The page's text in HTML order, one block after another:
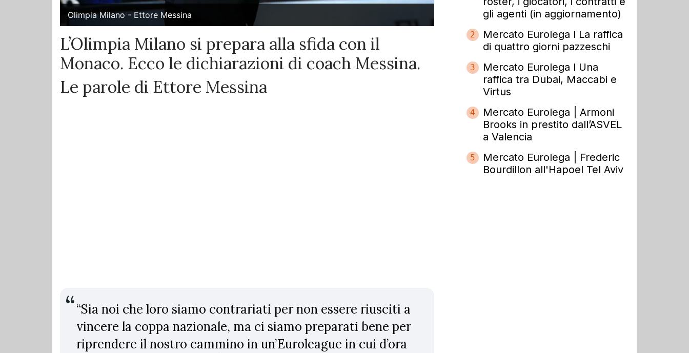
Olimpia Milano - Ettore Messina
L’Olimpia Milano si prepara alla sfida con il
Monaco. Ecco le dichiarazioni di coach Messina.
Le parole di Ettore Messina
“Sia noi che loro siamo contrariati per non essere riusciti a
vincere la coppa nazionale, ma ci siamo preparati bene per
riprendere il nostro cammino in un’Euroleague in cui d’ora
gli agenti (in aggiornamento)
2
Mercato Eurolega l La raffica
di quattro giorni pazzeschi
3
Mercato Eurolega l Una
raffica tra Dubai, Maccabi e
Virtus
4
Mercato Eurolega | Armoni
Brooks in prestito dall’ASVEL
a Valencia
5
Mercato Eurolega | Frederic
Bourdillon all'Hapoel Tel Aviv